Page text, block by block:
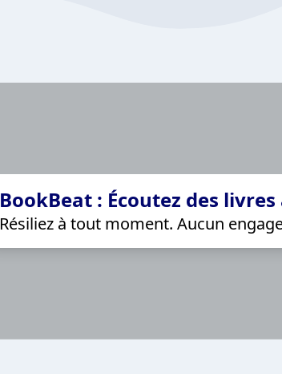
BookBeat : Écoutez des
Résiliez à tout moment. Aucun